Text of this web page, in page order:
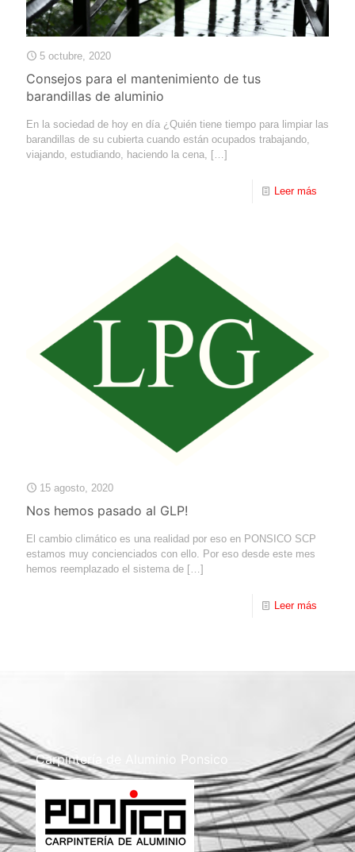
5 octubre, 2020
Consejos para el mantenimiento de tus
barandillas de aluminio
En la sociedad de hoy en día ¿Quién tiene tiempo para limpiar las
barandillas de su cubierta cuando están ocupados trabajando,
viajando, estudiando, haciendo la cena, […]
Leer más
15 agosto, 2020
Nos hemos pasado al GLP!
El cambio climático es una realidad por eso en PONSICO SCP
estamos muy concienciados con ello. Por eso desde este mes
hemos reemplazado el sistema de […]
Leer más
Carpintería de Aluminio Ponsico